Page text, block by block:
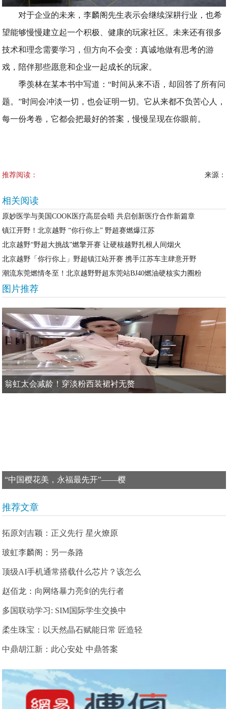
对于企业的未来，李麟阁先生表示会继续深耕行业，也希
望能够慢慢建立起一个积极、健康的玩家社区。未来还有很多
技术和理念需要学习，但方向不会变：真诚地做有思考的游
戏，陪伴那些愿意和企业一起成长的玩家。
季羡林在某本书中写道：“时间从来不语，却回答了所有问
题。”时间会冲淡一切，也会证明一切。它从来都不负苦心人，
每一份考卷，它都会把最好的答案，慢慢呈现在你眼前。
推荐阅读： 来源：
相关阅读
原妙医学与美国COOK医疗高层会晤 共启创新医疗合作新篇章
镇江开野！北京越野 “你行你上” 野超赛燃爆江苏
北京越野“野超大挑战”燃擎开赛 让硬核越野扎根人间烟火
北京越野「你行你上」野超镇江站开赛 携手江苏车主肆意开野
潮流东莞燃情冬至！北京越野野超东莞站BJ40燃油硬核实力圈粉
图片推荐
翁虹太会减龄！穿淡粉西装裙衬无赘
“中国樱花美，永福最先开”——樱
推荐文章
拓原刘吉颖：正义先行 星火燎原
玻虹李麟阁：另一条路
顶级AI手机通常搭载什么芯片？该怎么
赵佰龙：向网络暴力亮剑的先行者
多国联动学习: SIM国际学生交换中
柔生珠宝：以天然晶石赋能日常 匠造轻
中鼎胡江新：此心安处 中鼎答案